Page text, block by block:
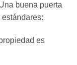
buena puerta
es